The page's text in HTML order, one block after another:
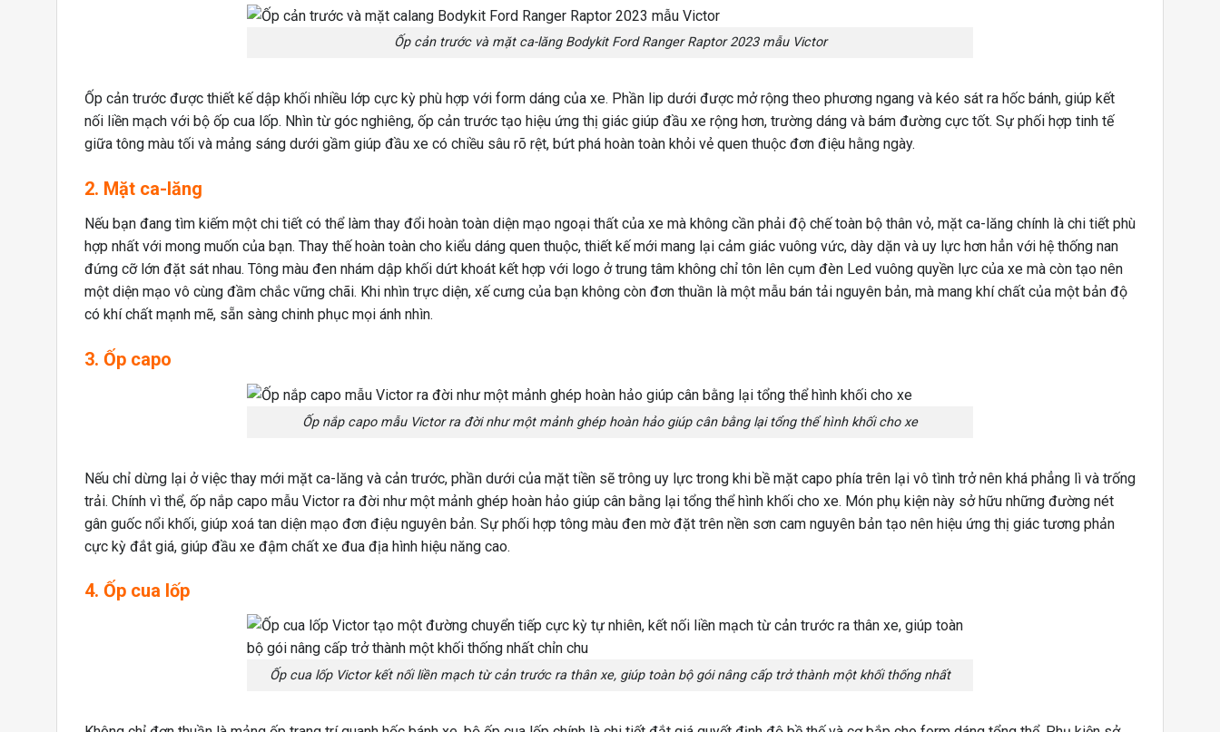
Ốp cản trước và mặt ca-lăng Bodykit Ford Ranger Raptor 2023 mẫu Victor
Ốp cản trước được thiết kế dập khối nhiều lớp cực kỳ phù hợp với form dáng của xe. Phần lip dưới được mở rộng theo phương ngang và kéo sát ra hốc bánh, giúp kết
nối liền mạch với bộ ốp cua lốp. Nhìn từ góc nghiêng, ốp cản trước tạo hiệu ứng thị giác giúp đầu xe rộng hơn, trường dáng và bám đường cực tốt. Sự phối hợp tinh tế
giữa tông màu tối và mảng sáng dưới gầm giúp đầu xe có chiều sâu rõ rệt, bứt phá hoàn toàn khỏi vẻ quen thuộc đơn điệu hằng ngày.
2. Mặt ca-lăng
Nếu bạn đang tìm kiếm một chi tiết có thể làm thay đổi hoàn toàn diện mạo ngoại thất của xe mà không cần phải độ chế toàn bộ thân vỏ, mặt ca-lăng chính là chi tiết phù
hợp nhất với mong muốn của bạn. Thay thế hoàn toàn cho kiểu dáng quen thuộc, thiết kế mới mang lại cảm giác vuông vức, dày dặn và uy lực hơn hẳn với hệ thống nan
đứng cỡ lớn đặt sát nhau. Tông màu đen nhám dập khối dứt khoát kết hợp với logo ở trung tâm không chỉ tôn lên cụm đèn Led vuông quyền lực của xe mà còn tạo nên
một diện mạo vô cùng đầm chắc vững chãi. Khi nhìn trực diện, xế cưng của bạn không còn đơn thuần là một mẫu bán tải nguyên bản, mà mang khí chất của một bản độ
có khí chất mạnh mẽ, sẵn sàng chinh phục mọi ánh nhìn.
3. Ốp capo
Ốp nắp capo mẫu Victor ra đời như một mảnh ghép hoàn hảo giúp cân bằng lại tổng thể hình khối cho xe
Nếu chỉ dừng lại ở việc thay mới mặt ca-lăng và cản trước, phần dưới của mặt tiền sẽ trông uy lực trong khi bề mặt capo phía trên lại vô tình trở nên khá phẳng lì và trống
trải. Chính vì thể, ốp nắp capo mẫu Victor ra đời như một mảnh ghép hoàn hảo giúp cân bằng lại tổng thể hình khối cho xe. Món phụ kiện này sở hữu những đường nét
gân guốc nổi khối, giúp xoá tan diện mạo đơn điệu nguyên bản. Sự phối hợp tông màu đen mờ đặt trên nền sơn cam nguyên bản tạo nên hiệu ứng thị giác tương phản
cực kỳ đắt giá, giúp đầu xe đậm chất xe đua địa hình hiệu năng cao.
4. Ốp cua lốp
Ốp cua lốp Victor kết nối liền mạch từ cản trước ra thân xe, giúp toàn bộ gói nâng cấp trở thành một khối thống nhất